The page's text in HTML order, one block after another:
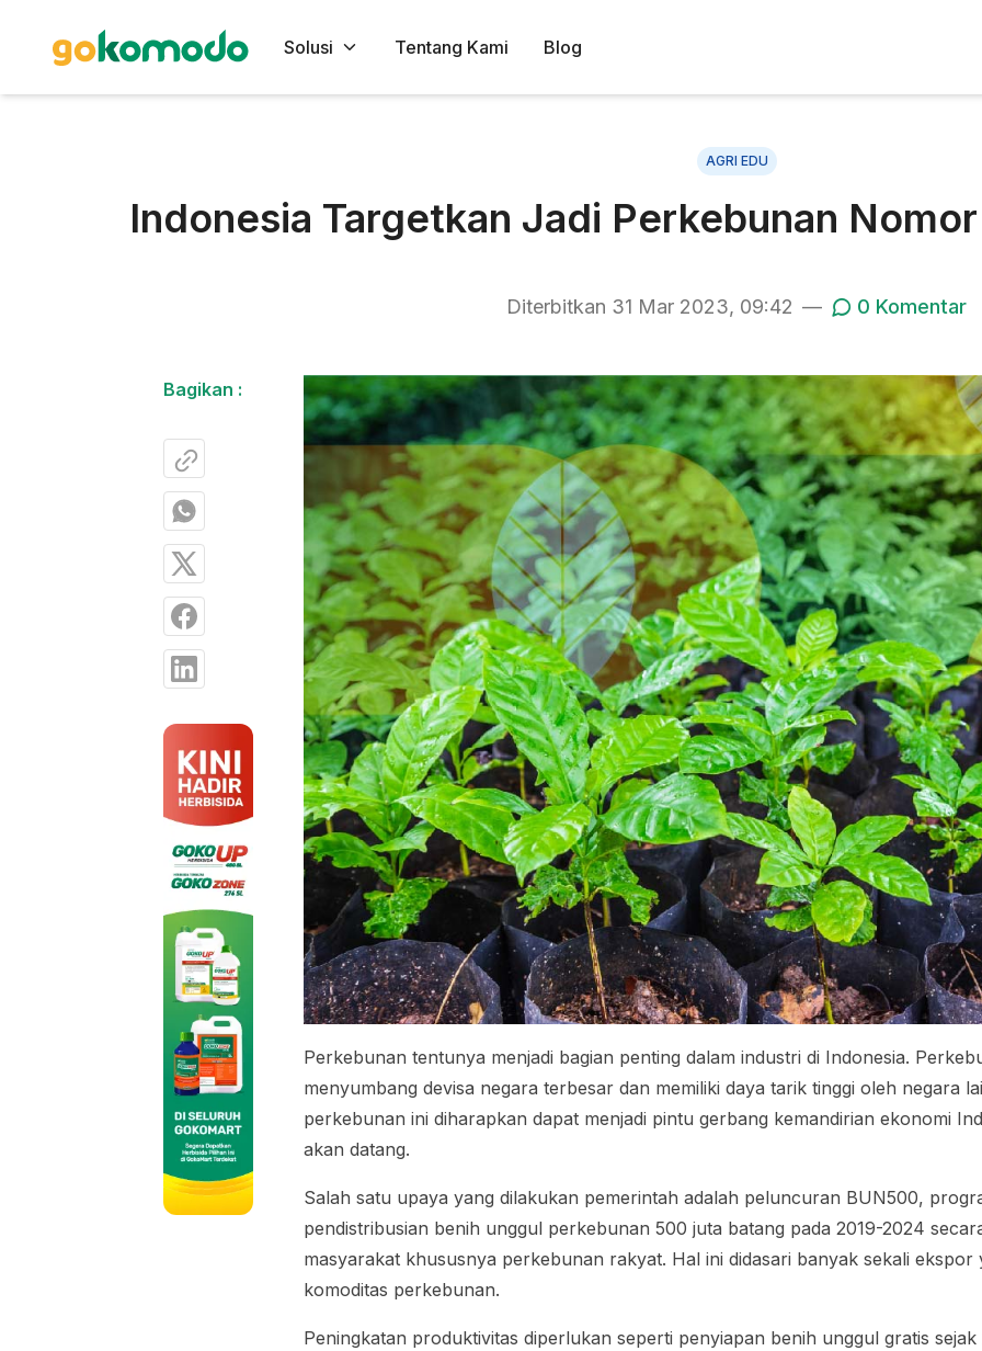
Solusi Tentang Kami Blog
AGRI EDU
Indonesia Targetkan Jadi Perkebunan
Diterbitkan 31 Mar 2023, 09:42 — 0 Komentar
Bagikan :
Perkebunan tentunya menjadi bagian penting dalam industri di Indonesia.
menyumbang devisa negara terbesar dan memiliki daya tarik tinggi oleh negara
perkebunan ini diharapkan dapat menjadi pintu gerbang kemandirian ekonomi
akan datang.
Salah satu upaya yang dilakukan pemerintah adalah peluncuran BUN500,
pendistribusian benih unggul perkebunan 500 juta batang pada 2019-2024
masyarakat khususnya perkebunan rakyat. Hal ini didasari banyak sekali ekspor
komoditas perkebunan.
Peningkatan produktivitas diperlukan seperti penyiapan benih unggul gratis sejak